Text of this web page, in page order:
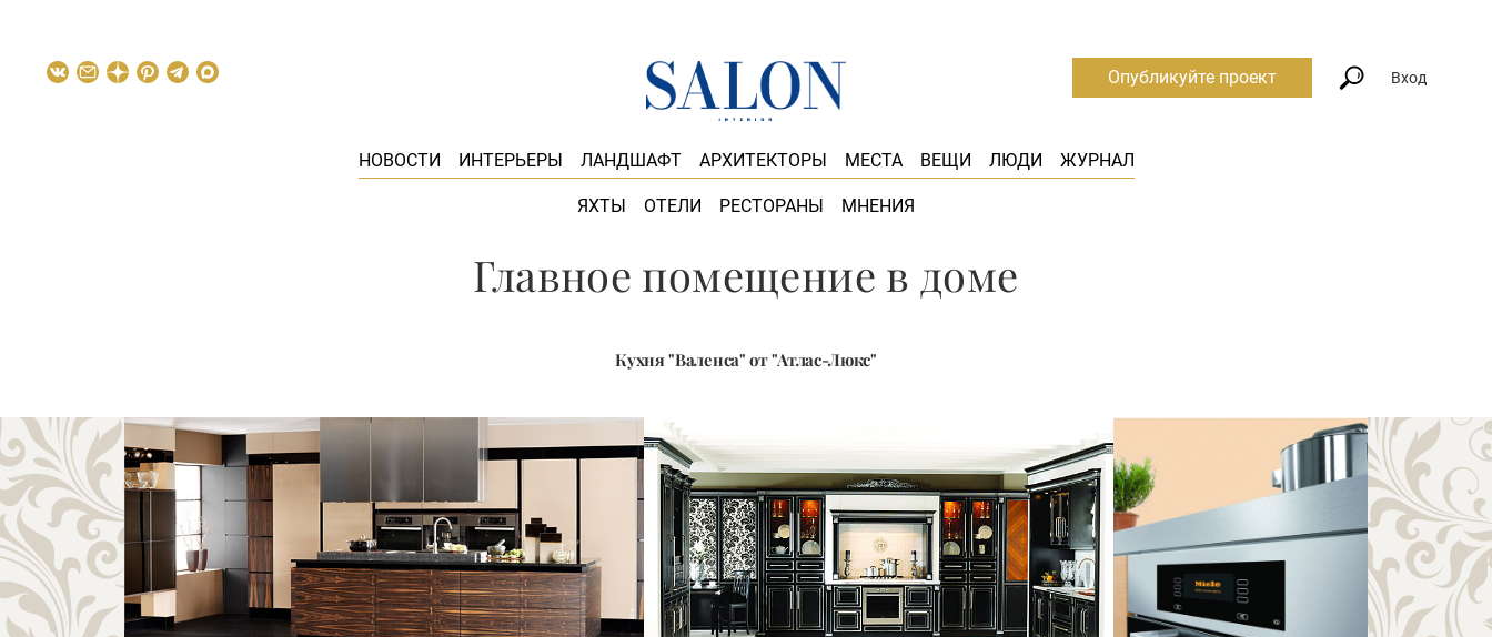
НОВОСТИ ИНТЕРЬЕРЫ ЛАНДШАФТ АРХИТЕКТОРЫ МЕСТА ВЕЩИ ЛЮДИ ЖУРНАЛ
ЯХТЫ ОТЕЛИ РЕСТОРАНЫ МНЕНИЯ
Опубликуйте проект Вход
Главное помещение в доме
Кухня "Валенса" от "Атлас-Люкс"